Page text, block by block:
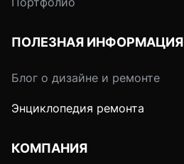
ПОЛЕЗНАЯ ИНФОРМАЦИЯ
Блог о дизайне и ремонте
Энциклопедия ремонта
КОМПАНИЯ